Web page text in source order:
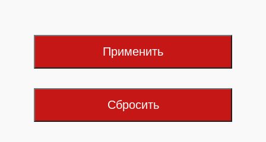
Применить
Сбросить